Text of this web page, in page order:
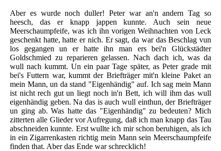
Aber es wurde noch duller! Peter war an'n andern Tag so
heesch, das er knapp jappen kunnte. Auch sein neue
Meerschaumpfeife, was ich ihn vorigen Weihnachten von Leck
geschenkt hatte, hatte er nich. Er sagt, da war das Beschlag vun
los gegangen un er hatte ihn man ers bei'n Glückstädter
Goldschmied zu reparieren gelassen. Nach dach ich, was da
wull nach kummt. Un ein paar Tage später, as Peter grade mit
bei's Futtern war, kummt der Briefträger mit'n kleine Paket an
mein Mann, un da stand "Eigenhändig" auf. Ich sag mein Mann
ist nicht rech gut un liegt noch in'n Bett, ich will ihm das wull
eigenhändig geben. Na das is auch wull einthun, der Briefträger
un ging ab. Was hatte das "Eigenhändig" zu bedeuten? Mich
zitterten alle Glieder vor Aufregung, daß ich man knapp das Tau
abschneiden kunnte. Erst wullte ich mir schon beruhigen, als ich
in ein Zigarrenkasten richtig mein Mann sein Meerschaumpfeife
finden that. Aber das Ende war schrecklich!